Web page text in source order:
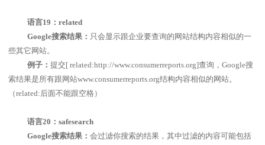
语言19 ： related
Google搜索结果： 只会显示跟企业要查询的网站结构内容相似的一
些其它网站。
例子： 提交[ related:http://www.consumerreports.org]查询， Google搜
索结果是所有跟网站www.consumerreports.org结构内容相似的网站。
（related:后面不能跟空格）
语言20 ： safesearch
Google搜索结果： 会过滤你搜索的结果，其中过滤的内容可能包括